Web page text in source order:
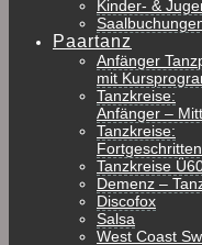
Kinder- &
Paartanz
Anfänger
mit
Tanzkreise:
Anfänger –
Tanzkreise:
Tanzkreise
Demenz –
Discofox
Salsa
West Coast